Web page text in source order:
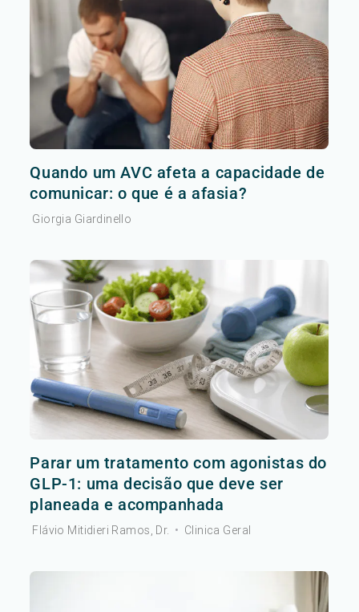
Quando um AVC afeta a capacidade de
comunicar: o que é a afasia?
Giorgia Giardinello
Parar um tratamento com agonistas do
GLP-1: uma decisão que deve ser
planeada e acompanhada
Flávio Mitidieri Ramos, Dr. • Clinica Geral